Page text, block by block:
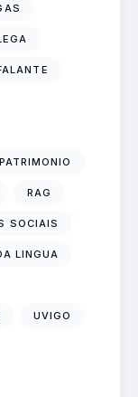
PATRIMONIO
RAG
SOCIAIS
LINGUA
UVIGO